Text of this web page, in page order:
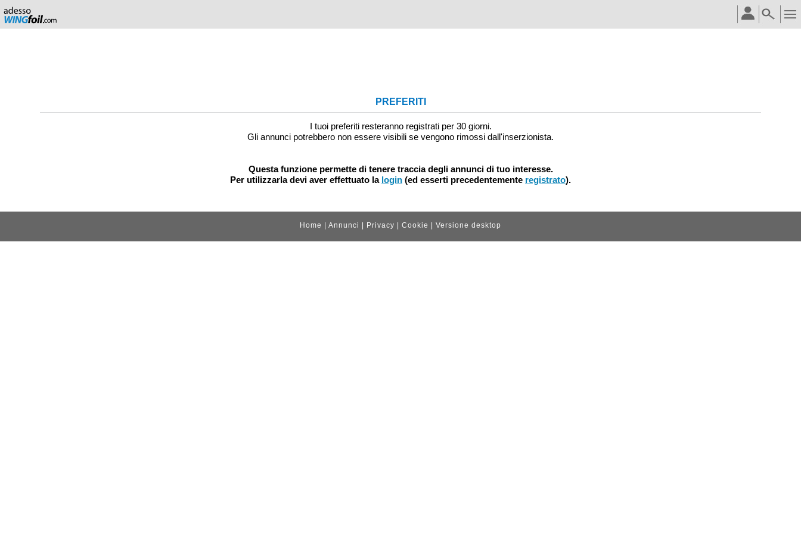
PREFERITI
I tuoi preferiti resteranno registrati per 30 giorni.
Gli annunci potrebbero non essere visibili se vengono rimossi dall'inserzionista.
Questa funzione permette di tenere traccia degli annunci di tuo interesse.
Per utilizzarla devi aver effettuato la login (ed esserti precedentemente registrato).
Home | Annunci | Privacy | Cookie | Versione desktop